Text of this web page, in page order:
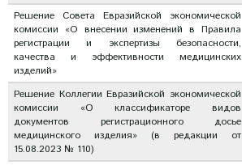
Решение Совета Евразийской экономической
комиссии «О внесении изменений в Правила
регистрации и экспертизы безопасности,
качества и эффективности медицинских
изделий»
Решение Коллегии Евразийской экономической
комиссии «О классификаторе видов
документов регистрационного досье
медицинского изделия» (в редакции от
15.08.2023 № 110)